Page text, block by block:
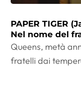
PAPER TIGER
Nel nome del
Queens, metà
fratelli dai